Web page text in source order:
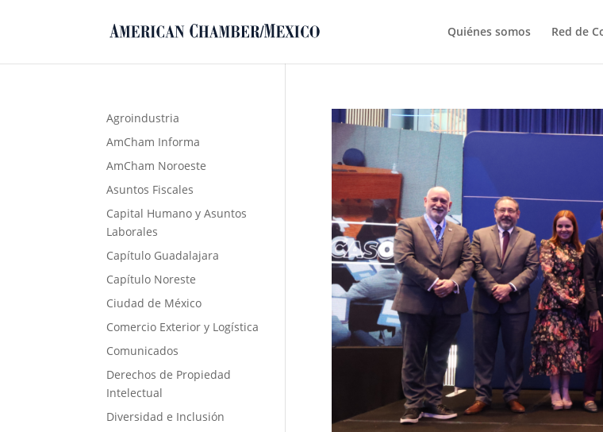
Quiénes somos Red de
Agroindustria
AmCham Informa
AmCham Noroeste
Asuntos Fiscales
Capital Humano y Asuntos
Laborales
Capítulo Guadalajara
Capítulo Noreste
Ciudad de México
Comercio Exterior y Logística
Comunicados
Derechos de Propiedad
Intelectual
Diversidad e Inclusión